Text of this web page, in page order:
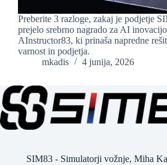
Preberite 3 razloge, zakaj je podjetje
prejelo srebrno nagrado za AI inovacijo
AInstructor83, ki prinaša napredne
varnost in podjetja.
mkadis
4 junija, 2026
SIM83 - Simulatorji vožnje, Miha